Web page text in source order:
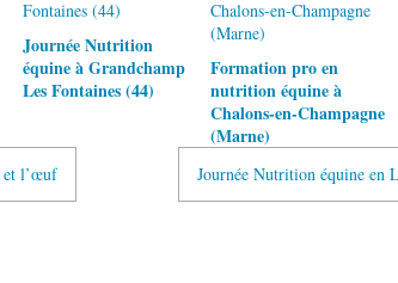
Journée Nutrition
équine à Grandchamp
Les Fontaines (44)
Formation pro en
nutrition équine à
Chalons-en-Champagne
(Marne)
et l’œuf Journée Nutrition équine en